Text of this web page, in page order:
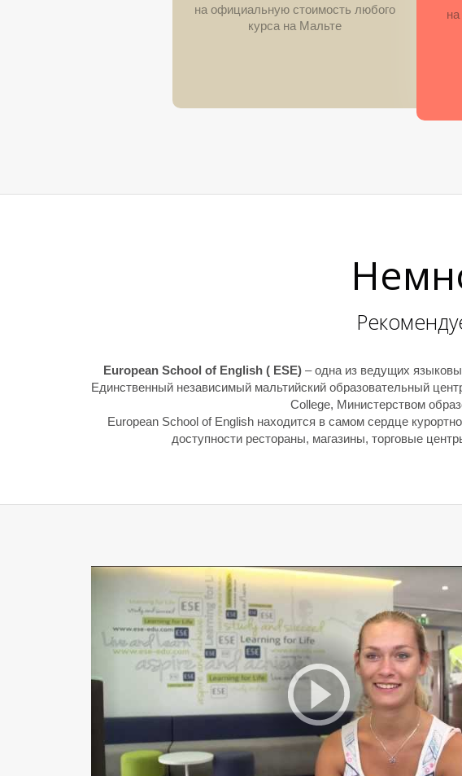
на официальную стоимость любого
курса на Мальте
European School of English ( ESE) – одна из ведущих
Единственный независимый мальтийский образовательный
College, Министерством
European School of English находится в самом сердце
доступности рестораны, магазины, торговые